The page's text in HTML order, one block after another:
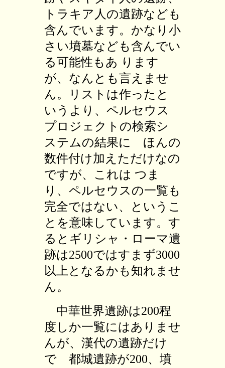
トラキア人の遺跡なども
含んでいます。かなり小
さい墳墓なども含んでい
る可能性もあ ります
が、なんとも言えませ
ん。リストは作ったと
いうより、ペルセウス
プロジェクトの検索シ
ステムの結果に ほんの
数件付け加えただけなの
ですが、これは つま
り、ペルセウスの一覧も
完全ではない、というこ
とを意味しています。す
るとギリシャ・ローマ遺
跡は2500ではすまず3000
以上となるかも知れませ
ん。
中華世界遺跡は200程
度しか一覧にはありませ
んが、漢代の遺跡だけ
で 都城遺跡が200、墳